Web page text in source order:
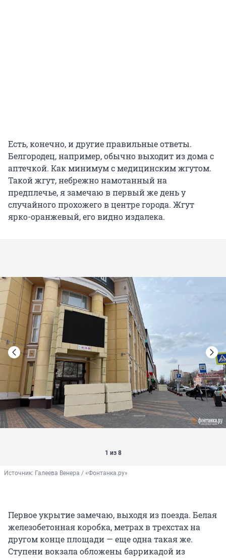
Есть, конечно, и другие правильные ответы.
Белгородец, например, обычно выходит из дома с
аптечкой. Как минимум с медицинским жгутом.
Такой жгут, небрежно намотанный на
предплечье, я замечаю в первый же день у
случайного прохожего в центре города. Жгут
ярко-оранжевый, его видно издалека.
1 из 8
Источник: Галеева Венера / «Фонтанка.ру»
Первое укрытие замечаю, выходя из поезда. Белая
железобетонная коробка, метрах в трехстах на
другом конце площади — еще одна такая же.
Ступени вокзала обложены баррикадой из